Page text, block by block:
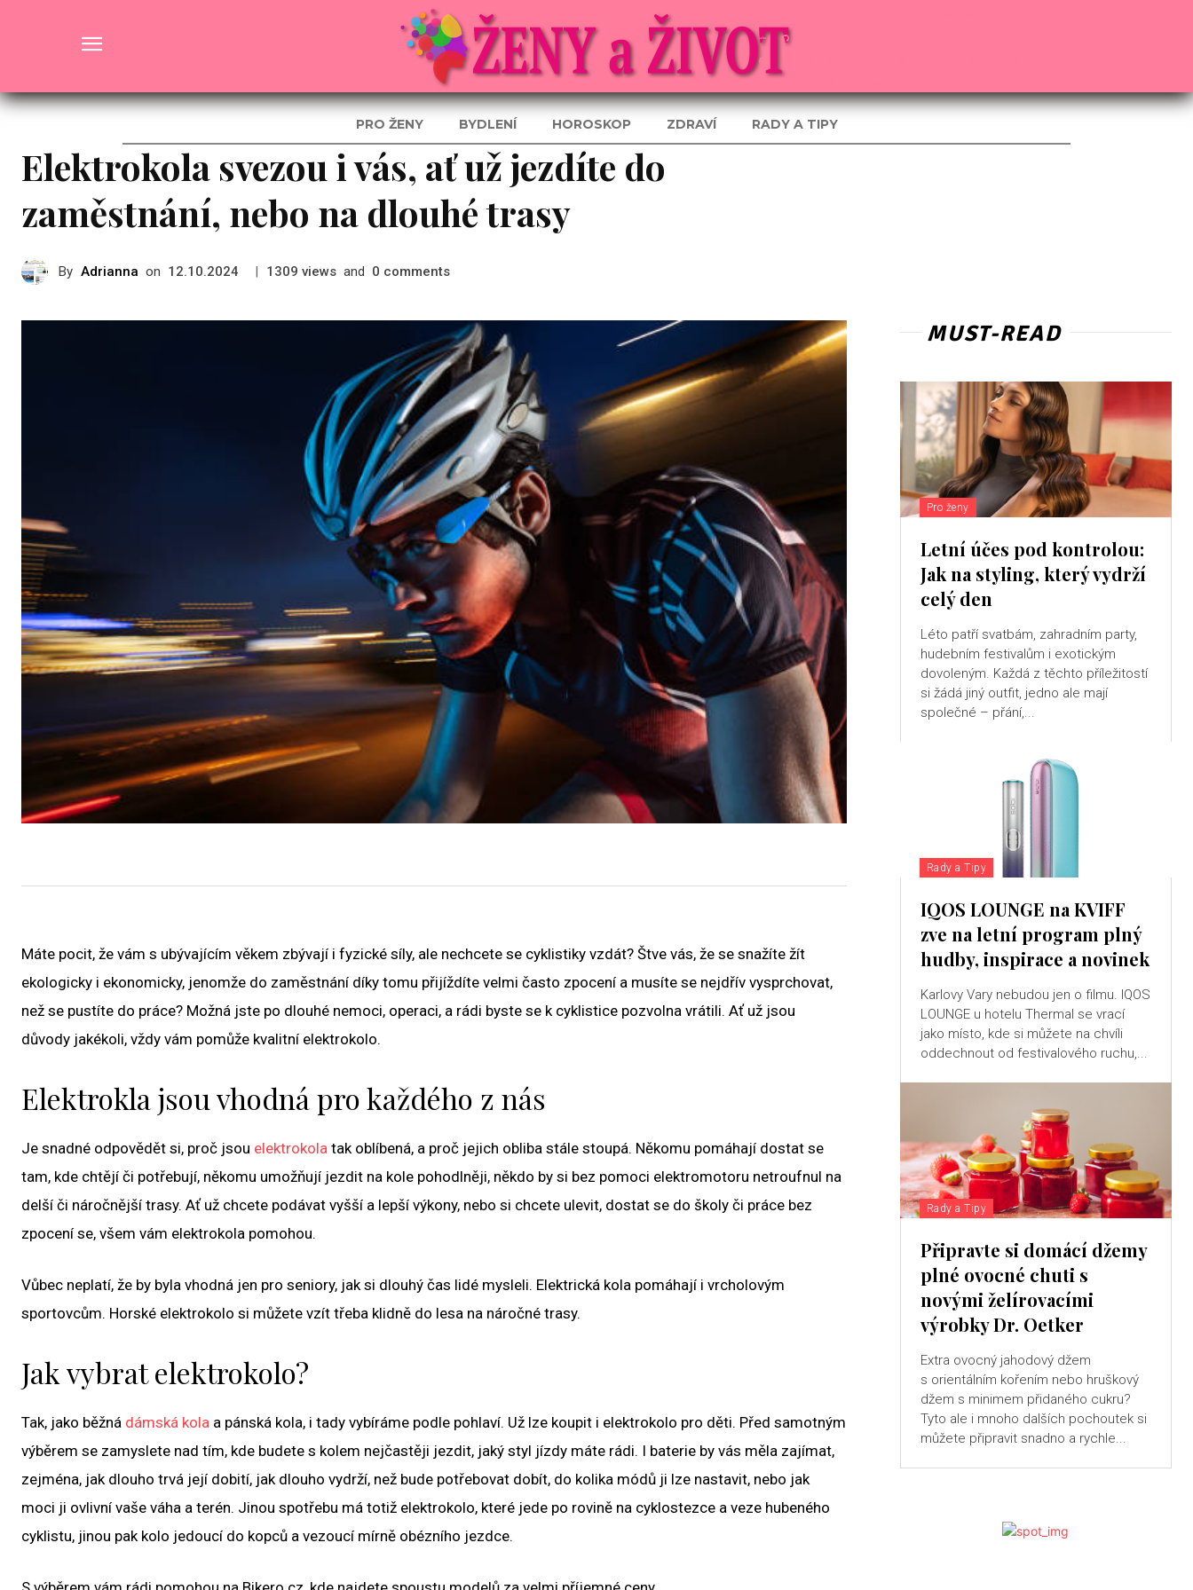
PRO ŽENY BYDLENÍ HOROSKOP ZDRAVÍ RADY A TIPY
Elektrokola svezou i vás, ať už jezdíte do
zaměstnání, nebo na dlouhé trasy
By Adrianna on 12.10.2024 | 1309 views and 0 comments
Máte pocit, že vám s ubývajícím věkem zbývají i fyzické síly, ale nechcete se cyklistiky vzdát? Štve vás, že se snažíte žít
ekologicky i ekonomicky, jenomže do zaměstnání díky tomu přijíždíte velmi často zpocení a musíte se nejdřív vysprchovat,
než se pustíte do práce? Možná jste po dlouhé nemoci, operaci, a rádi byste se k cyklistice pozvolna vrátili. Ať už jsou
důvody jakékoli, vždy vám pomůže kvalitní elektrokolo.
Elektrokla jsou vhodná pro každého z nás
Je snadné odpovědět si, proč jsou elektrokola tak oblíbená, a proč jejich obliba stále stoupá. Někomu pomáhají dostat se
tam, kde chtějí či potřebují, někomu umožňují jezdit na kole pohodlněji, někdo by si bez pomoci elektromotoru netroufnul na
delší či náročnější trasy. Ať už chcete podávat vyšší a lepší výkony, nebo si chcete ulevit, dostat se do školy či práce bez
zpocení se, všem vám elektrokola pomohou.
Vůbec neplatí, že by byla vhodná jen pro seniory, jak si dlouhý čas lidé mysleli. Elektrická kola pomáhají i vrcholovým
sportovcům. Horské elektrokolo si můžete vzít třeba klidně do lesa na náročné trasy.
Jak vybrat elektrokolo?
Tak, jako běžná dámská kola a pánská kola, i tady vybíráme podle pohlaví. Už lze koupit i elektrokolo pro děti. Před samotným
výběrem se zamyslete nad tím, kde budete s kolem nejčastěji jezdit, jaký styl jízdy máte rádi. I baterie by vás měla zajímat,
zejména, jak dlouho trvá její dobití, jak dlouho vydrží, než bude potřebovat dobít, do kolika módů ji lze nastavit, nebo jak
moci ji ovlivní vaše váha a terén. Jinou spotřebu má totiž elektrokolo, které jede po rovině na cyklostezce a veze hubeného
cyklistu, jinou pak kolo jedoucí do kopců a vezoucí mírně obézního jezdce.
MUST-READ
Pro ženy
Letní účes pod kontrolou:
Jak na styling, který vydrží
celý den
Léto patří svatbám, zahradním party,
hudebním festivalům i exotickým
dovoleným. Každá z těchto příležitostí
si žádá jiný outfit, jedno ale mají
společné – přání,...
Rady a Tipy
IQOS LOUNGE na KVIFF
zve na letní program plný
hudby, inspirace a novinek
Karlovy Vary nebudou jen o filmu. IQOS
LOUNGE u hotelu Thermal se vrací
jako místo, kde si můžete na chvíli
oddechnout od festivalového ruchu,...
Rady a Tipy
Připravte si domácí džemy
plné ovocné chuti s
novými želírovacími
výrobky Dr. Oetker
Extra ovocný jahodový džem
s orientálním kořením nebo hruškový
džem s minimem přidaného cukru?
Tyto ale i mnoho dalších pochoutek si
můžete připravit snadno a rychle...